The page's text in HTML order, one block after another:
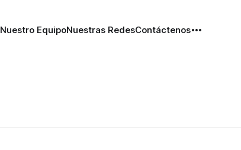
Nuestro EquipoNuestras RedesContáctenos